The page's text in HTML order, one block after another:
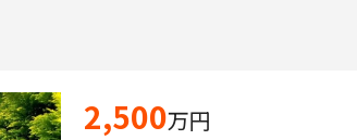
2,500万円